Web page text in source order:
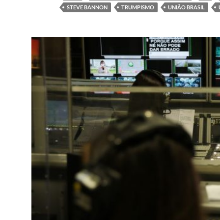
STEVE BANNON TRUMPISMO UNIÃO BRASIL